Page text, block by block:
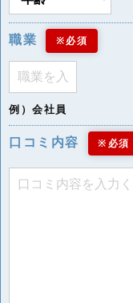
職業 ※必須
例）会社員
口コミ内容 ※必須